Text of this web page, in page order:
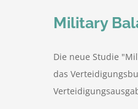
Military
Die neue Studie
das